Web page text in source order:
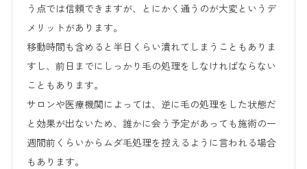
う点では信頼できますが、とにかく通うのが大変というデ
メリットがあります。
移動時間も含めると半日くらい潰れてしまうこともありま
すし、前日までにしっかり毛の処理をしなければならない
こともあります。
サロンや医療機関によっては、逆に毛の処理をした状態だ
と効果が出ないため、誰かに会う予定があっても施術の一
週間前くらいからムダ毛処理を控えるように言われる場合
もあります。